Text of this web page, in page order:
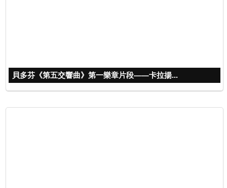
貝多芬《第五交響曲》第一樂章片段——卡拉揚...